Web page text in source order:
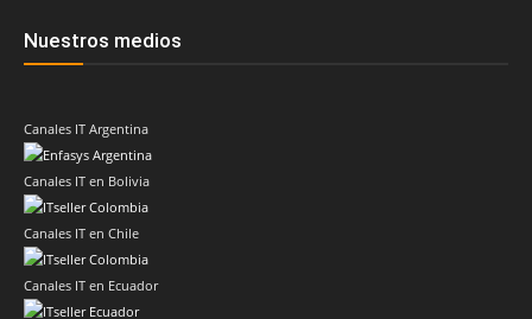
Nuestros medios
Canales IT Argentina
Canales IT en Bolivia
Canales IT en Chile
Canales IT en Ecuador